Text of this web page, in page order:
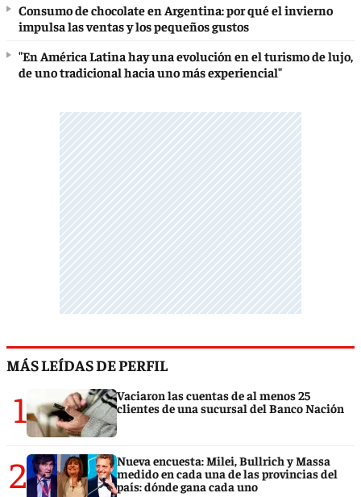
Consumo de chocolate en Argentina: por qué el invierno
impulsa las ventas y los pequeños gustos
"En América Latina hay una evolución en el turismo de lujo,
de uno tradicional hacia uno más experiencial"
MÁS LEÍDAS DE PERFIL
1
Vaciaron las cuentas de al menos 25
clientes de una sucursal del Banco Nación
2
Nueva encuesta: Milei, Bullrich y Massa
medido en cada una de las provincias del
país: dónde gana cada uno